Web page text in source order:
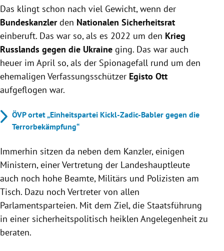
Das klingt schon nach viel Gewicht, wenn der
Bundeskanzlerden Nationalen Sicherheitsrat
einberuft. Das war so, als es 2022 um den Krieg
Russlands gegen die Ukraine ging. Das war auch
heuer im April so, als der Spionagefall rund um den
ehemaligen Verfassungsschützer Egisto Ott
aufgeflogen war.
ÖVP ortet „Einheitspartei Kickl-Zadic-Babler gegen die
Terrorbekämpfung“
Immerhin sitzen da neben dem Kanzler, einigen
Ministern, einer Vertretung der Landeshauptleute
auch noch hohe Beamte, Militärs und Polizisten am
Tisch. Dazu noch Vertreter von allen
Parlamentsparteien. Mit dem Ziel, die Staatsführung
in einer sicherheitspolitisch heiklen Angelegenheit zu
beraten.